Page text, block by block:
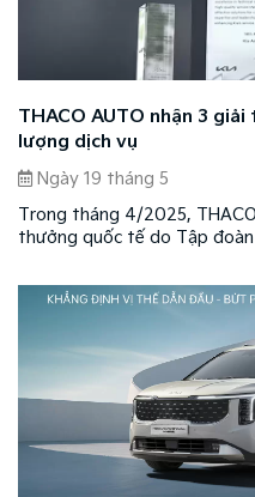
THACO AUTO nhận 3
lượng dịch vụ
Ngày 19 tháng 5
Trong tháng 4/2025,
thưởng quốc tế do Tập
phụ tùng tại thị trường Việt